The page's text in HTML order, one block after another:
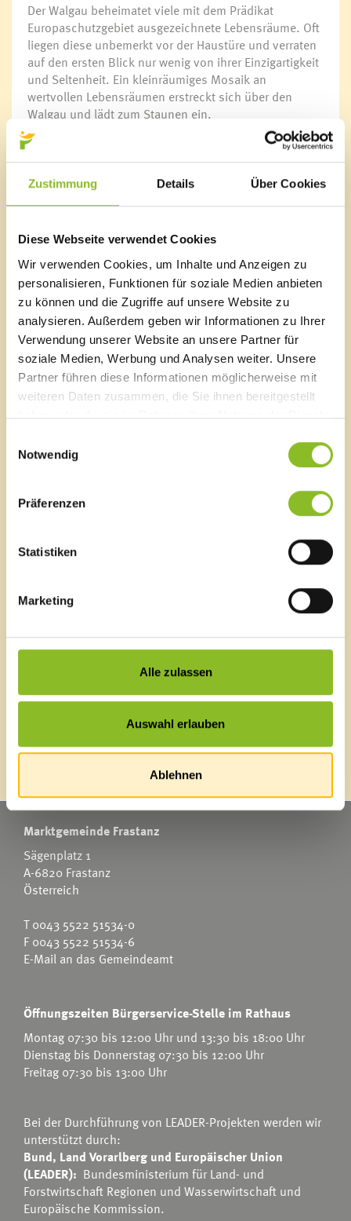
Zustimmung Details Über Cookies
Diese Webseite verwendet Cookies
Wir verwenden Cookies, um Inhalte und Anzeigen zu
personalisieren, Funktionen für soziale Medien anbieten
zu können und die Zugriffe auf unsere Website zu
analysieren. Außerdem geben wir Informationen zu Ihrer
Verwendung unserer Website an unsere Partner für
soziale Medien, Werbung und Analysen weiter. Unsere
Partner führen diese Informationen möglicherweise mit
weiteren Daten zusammen, die Sie ihnen bereitgestellt
haben oder die sie im Rahmen Ihrer Nutzung der Dienste
Notwendig
Präferenzen
Statistiken
Marketing
Alle zulassen
Auswahl erlauben
Ablehnen
Der Walgau beheimatet viele mit dem Prädikat
Europaschutzgebiet ausgezeichnete Lebensräume. Oft
liegen diese unbemerkt vor der Haustüre und verraten
auf den ersten Blick nur wenig von ihrer Einzigartigkeit
und Seltenheit. Ein kleinräumiges Mosaik an
wertvollen Lebensräumen erstreckt sich über den
Walgau und lädt zum Staunen ein.
Romana Steinparzer nimmt Sie mit auf eine vielfältige,
bildreiche Reise durch die Europaschutzgebiete des
Walgaus. Sie ist eine von fünf RegionsmanagerInnen
der Natura 2000-Gebiete des Landes Vorarlberg. Sie
versteckten Refugien, Hot Spots der Artenvielfalt und
Marktgemeinde Frastanz
Sägenplatz 1
A-6820 Frastanz, Österreich
Lageplan
F 0043 5522 51534-6
E-Mail an das Gemeindeamt
Veröffentlichungsportal
Blackout
Bürgermeldungen
Veranstaltungskalender
News Archiv
Marktgemeinde Frastanz
Sägenplatz 1
A-6820 Frastanz
Österreich
T0043 5522 51534-0
F 0043 5522 51534-6
E-Mail an das Gemeindeamt
Öffnungszeiten Bürgerservice-Stelle im Rathaus
Montag 07:30 bis 12:00 Uhr und 13:30 bis 18:00 Uhr
Dienstag bis Donnerstag 07:30 bis 12:00 Uhr
Freitag 07:30 bis 13:00 Uhr
Bei der Durchführung von LEADER-Projekten werden wir
unterstützt durch:
Bund, Land Vorarlberg und Europäischer Union
(LEADER): Bundesministerium für Land- und
Forstwirtschaft Regionen und Wasserwirtschaft und
Europäische Kommission.